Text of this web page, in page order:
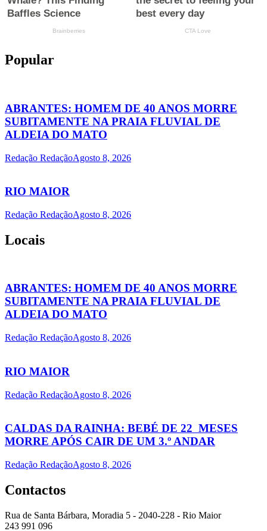
Popular
ABRANTES: HOMEM DE 40 ANOS MORRE
SUBITAMENTE NA PRAIA FLUVIAL DE
ALDEIA DO MATO
Redação RedaçãoAgosto 8, 2026
RIO MAIOR
Redação RedaçãoAgosto 8, 2026
Locais
ABRANTES: HOMEM DE 40 ANOS MORRE
SUBITAMENTE NA PRAIA FLUVIAL DE
ALDEIA DO MATO
Redação RedaçãoAgosto 8, 2026
RIO MAIOR
Redação RedaçãoAgosto 8, 2026
CALDAS DA RAINHA: BEBÉ DE 22 MESES
MORRE APÓS CAIR DE UM 3.º ANDAR
Redação RedaçãoAgosto 8, 2026
Contactos
Rua de Santa Bárbara, Moradia 5 - 2040-228 - Rio Maior
243 991 096